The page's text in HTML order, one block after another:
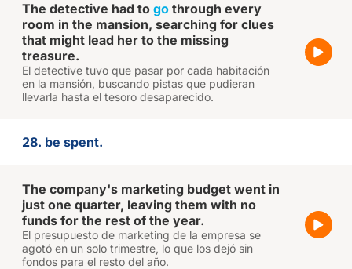
The detective had to go through every
room in the mansion, searching for clues
that might lead her to the missing
treasure.
El detective tuvo que pasar por cada habitación
en la mansión, buscando pistas que pudieran
llevarla hasta el tesoro desaparecido.
28. be spent.
The company's marketing budget went in
just one quarter, leaving them with no
funds for the rest of the year.
El presupuesto de marketing de la empresa se
agotó en un solo trimestre, lo que los dejó sin
fondos para el resto del año.